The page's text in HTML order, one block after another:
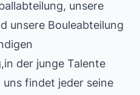
unsere
unsere Bouleabteilung
der junge Talente
findet jeder seine